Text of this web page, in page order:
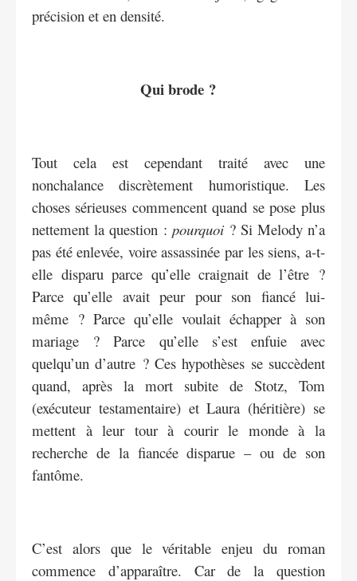
précision et en densité.
Qui brode ?
Tout cela est cependant traité avec une
nonchalance discrètement humoristique. Les
choses sérieuses commencent quand se pose plus
nettement la question : pourquoi ? Si Melody n’a
pas été enlevée, voire assassinée par les siens, a-t-
elle disparu parce qu’elle craignait de l’être ?
Parce qu’elle avait peur pour son fiancé lui-
même ? Parce qu’elle voulait échapper à son
mariage ? Parce qu’elle s’est enfuie avec
quelqu’un d’autre ? Ces hypothèses se succèdent
quand, après la mort subite de Stotz, Tom
(exécuteur testamentaire) et Laura (héritière) se
mettent à leur tour à courir le monde à la
recherche de la fiancée disparue – ou de son
fantôme.
C’est alors que le véritable enjeu du roman
commence d’apparaître. Car de la question